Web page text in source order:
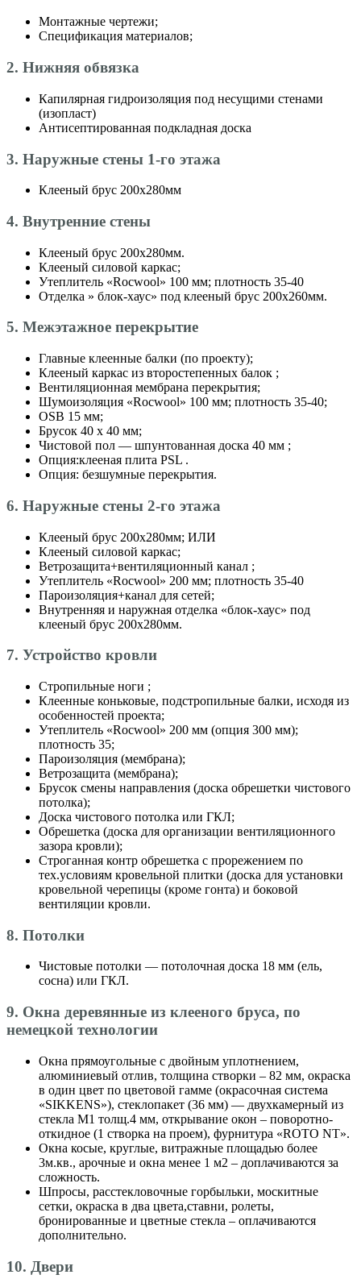
Монтажные чертежи;
Спецификация материалов;
2. Нижняя обвязка
Капилярная гидроизоляция под несущими стенами
(изопласт)
Антисептированная подкладная доска
3. Наружные стены 1-го этажа
Клееный брус 200х280мм
4. Внутренние стены
Клееный брус 200х280мм.
Клееный силовой каркас;
Утеплитель «Roсwool» 100 мм; плотность 35-40
Отделка » блок-хаус» под клееный брус 200х260мм.
5. Межэтажное перекрытие
Главные клеенные балки (по проекту);
Клееный каркас из второстепенных балок ;
Вентиляционная мембрана перекрытия;
Шумоизоляция «Roсwool» 100 мм; плотность 35-40;
OSB 15 мм;
Брусок 40 х 40 мм;
Чистовой пол — шпунтованная доска 40 мм ;
Опция:клееная плита PSL .
Опция: безшумные перекрытия.
6. Наружные стены 2-го этажа
Клееный брус 200х280мм; ИЛИ
Клееный силовой каркас;
Ветрозащита+вентиляционный канал ;
Утеплитель «Roсwool» 200 мм; плотность 35-40
Пароизоляция+канал для сетей;
Внутренняя и наружная отделка «блок-хаус» под
клееный брус 200х280мм.
7. Устройство кровли
Стропильные ноги ;
Клеенные коньковые, подстропильные балки, исходя из
особенностей проекта;
Утеплитель «Roсwool» 200 мм (опция 300 мм);
плотность 35;
Пароизоляция (мембрана);
Ветрозащита (мембрана);
Брусок смены направления (доска обрешетки чистового
потолка);
Доска чистового потолка или ГКЛ;
Обрешетка (доска для организации вентиляционного
зазора кровли);
Строганная контр обрешетка с прорежением по
тех.условиям кровельной плитки (доска для установки
кровельной черепицы (кроме гонта) и боковой
вентиляции кровли.
8. Потолки
Чистовые потолки — потолочная доска 18 мм (ель,
сосна) или ГКЛ.
9. Окна деревянные из клееного бруса, по
немецкой технологии
Окна прямоугольные с двойным уплотнением,
алюминиевый отлив, толщина створки – 82 мм, окраска
в один цвет по цветовой гамме (окрасочная система
«SIKKENS»), стеклопакет (36 мм) — двухкамерный из
стекла М1 толщ.4 мм, открывание окон – поворотно-
откидное (1 створка на проем), фурнитура «ROTO NT».
Окна косые, круглые, витражные площадью более
3м.кв., арочные и окна менее 1 м2 – доплачиваются за
сложность.
Шпросы, расстекловочные горбыльки, москитные
сетки, окраска в два цвета,ставни, ролеты,
бронированные и цветные стекла – оплачиваются
дополнительно.
10. Двери